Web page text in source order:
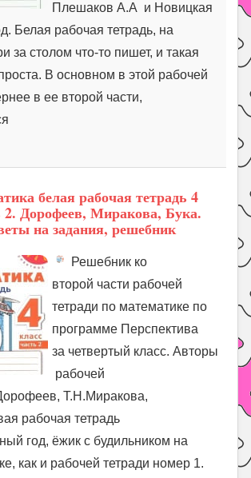
Плешаков А.А и Новицкая
Белая рабочая тетрадь, на
за столом что-то пишет, и такая
В основном в этой рабочей
в ее второй части,
белая рабочая тетрадь 4
2. Дорофеев, Миракова, Бука.
на задания, решебник
Решебник ко
второй части рабочей
тетради по математике по
программе Перспектива
за четвертый класс. Авторы
рабочей
Т.Н.Миракова,
рабочая тетрадь
год, ёжик с будильником на
как и рабочей тетради номер 1.